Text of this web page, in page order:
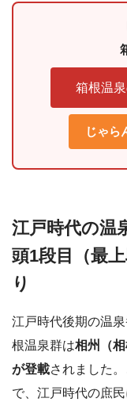
箱根温
じゃら
江戸時代の温
頭1段目（最
り
江戸時代後期の温
根温泉群は相州（
が登載されました
で、江戸時代の庶